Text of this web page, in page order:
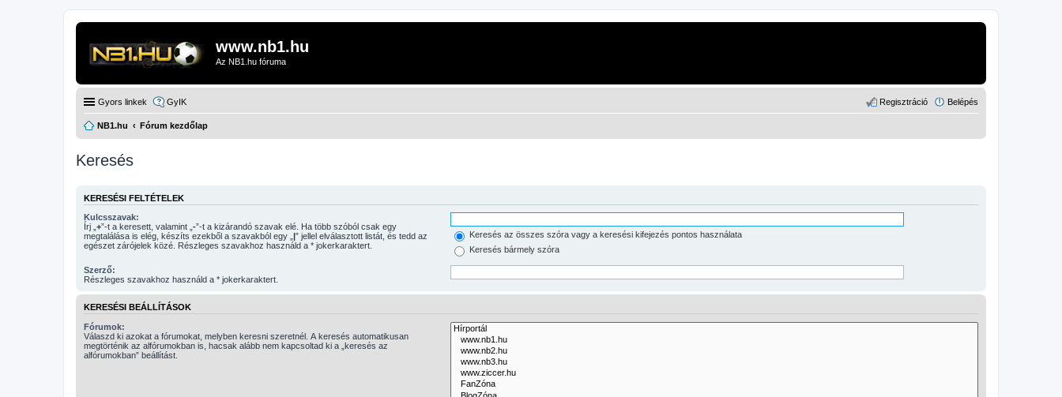
www.nb1.hu
Az NB1.hu fóruma
Gyors linkek GyIK Belépés
Regisztráció
NB1.hu Fórum kezdőlap
Keresés
KERESÉSI FELTÉTELEK
Kulcsszavak:
Írj „ +”-t a keresett, valamint „ -”-t a kizárandó szavak elé. Ha több szóból csak egy
megtalálása is elég, készíts ezekből a szavakból egy „ |” jellel elválasztott listát, és tedd az
egészet zárójelek közé. Részleges szavakhoz használd a * jokerkaraktert.
Keresés az összes szóra vagy a keresési kifejezés pontos használata
Keresés bármely szóra
Szerző:
Részleges szavakhoz használd a * jokerkaraktert.
KERESÉSI BEÁLLÍTÁSOK
Fórumok:
Válaszd ki azokat a fórumokat, melyben keresni szeretnél. A keresés automatikusan
megtörténik az alfórumokban is, hacsak alább nem kapcsoltad ki a „keresés az
alfórumokban” beállítást.